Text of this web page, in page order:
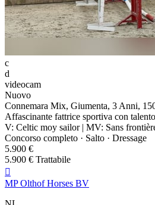
c
d
videocam
Nuovo
Connemara Mix, Giumenta, 3 Anni,
Affascinante fattrice sportiva con
V: Celtic moy sailor | MV: Sans
Concorso completo · Salto · Dressage
5.900 €
5.900 € Trattabile

MP Olthof Horses BV